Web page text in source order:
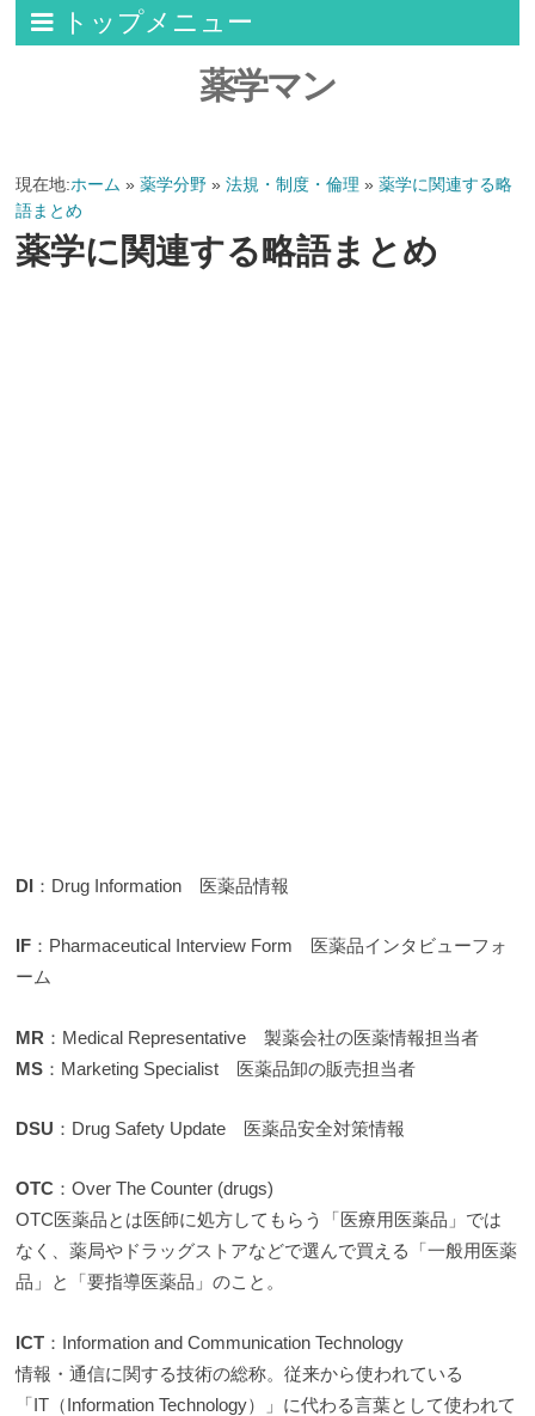
トップメニュー
薬学マン
現在地:ホーム »薬学分野 »法規・制度・倫理 »薬学に関連する略
語まとめ
薬学に関連する略語まとめ
DI ：Drug Information 医薬品情報
IF ：Pharmaceutical Interview Form 医薬品インタビューフォ
ーム
MR ：Medical Representative 製薬会社の医薬情報担当者
MS ：Marketing Specialist 医薬品卸の販売担当者
DSU ：Drug Safety Update 医薬品安全対策情報
OTC ：Over The Counter (drugs)
OTC医薬品とは医師に処方してもらう「医療用医薬品」では
なく、薬局やドラッグストアなどで選んで買える「一般用医薬
品」と「要指導医薬品」のこと。
ICT ：Information and Communication Technology
情報・通信に関する技術の総称。従来から使われている
「IT（Information Technology）」に代わる言葉として使われて